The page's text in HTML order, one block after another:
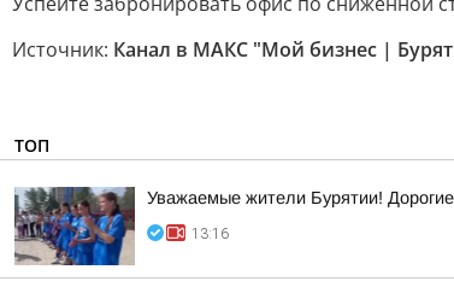
Источник: Канал в МАКС "Мой бизнес |
ТОП
Уважаемые жители Бурятии!
13:16